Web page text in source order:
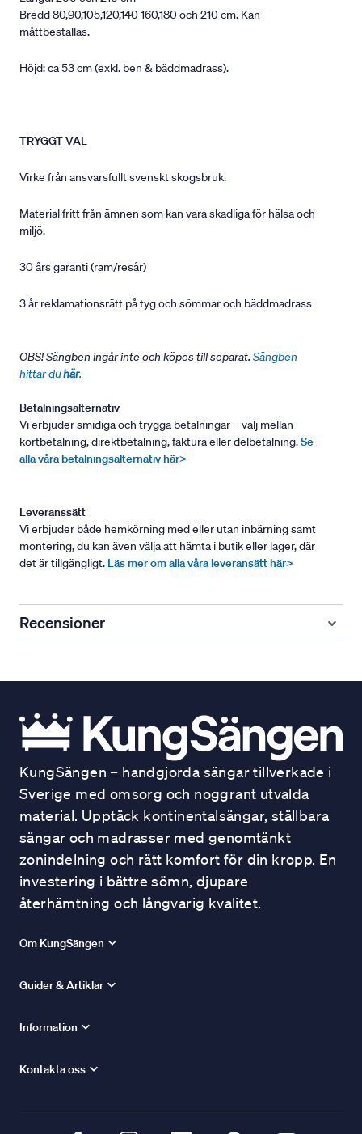
Bredd 80,90,105,120,140 160,180 och 210 cm. Kan
måttbeställas.
Höjd: ca 53 cm (exkl. ben & bäddmadrass).
TRYGGT VAL
Virke från ansvarsfullt svenskt skogsbruk.
Material fritt från ämnen som kan vara skadliga för hälsa och
miljö.
30 års garanti (ram/resår)
3 år reklamationsrätt på tyg och sömmar och bäddmadrass
OBS! Sängben ingår inte och köpes till separat. Sängben
hittar duhär.
Betalningsalternativ
Vi erbjuder smidiga och trygga betalningar – välj mellan
kortbetalning, direktbetalning, faktura eller delbetalning.Se
alla våra betalningsalternativ här>
Leveranssätt
Vi erbjuder både hemkörning med eller utan inbärning samt
montering, du kan även välja att hämta i butik eller lager, där
det är tillgängligt. Läs mer om alla våra leveransätt här>
Recensioner
KungSängen – handgjorda sängar tillverkade i
Sverige med omsorg och noggrant utvalda
material. Upptäck kontinentalsängar, ställbara
sängar och madrasser med genomtänkt
zonindelning och rätt komfort för din kropp. En
investering i bättre sömn, djupare
återhämtning och långvarig kvalitet.
Om KungSängen
Guider & Artiklar
Information
Kontakta oss